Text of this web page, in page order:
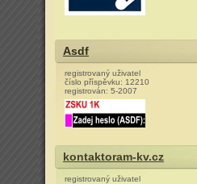
Asdf
registrovaný uživatel
číslo příspěvku: 12210
registrován: 5-2007
kontaktoram-kv.cz
registrovaný uživatel